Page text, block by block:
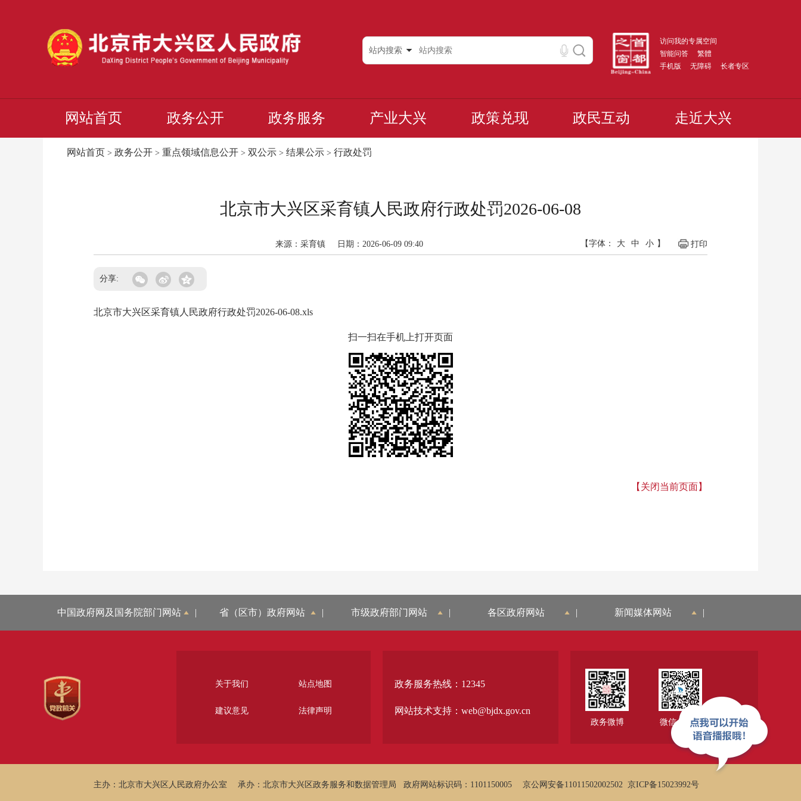
访问我的专属空间
智能问答
繁體
手机版
无障碍 长者专区
站内搜索
网站首页 政务公开 政务服务 产业大兴 政策兑现 政民互动 走近大兴
网站首页 > 政务公开 > 重点领域信息公开 > 双公示 > 结果公示 > 行政处罚
北京市大兴区采育镇人民政府行政处罚2026-06-08
来源：采育镇 日期：2026-06-09 09:40 打印
【字体： 大 中 小 】
分享:
北京市大兴区采育镇人民政府行政处罚2026-06-08.xls
扫一扫在手机上打开页面
【关闭当前页面】
中国政府网及国务院部门网站 | 省（区市）政府网站 | 市级政府部门网站 | 各区政府网站 | 新闻媒体网站 |
关于我们 站点地图
建议意见 法律声明
政务服务热线：12345
网站技术支持：web@bjdx.gov.cn
政务微博 微信公众号
主办：北京市大兴区人民政府办公室 承办：北京市大兴区政务服务和数据管理局 政府网站标识码：1101150005 京公网安备11011502002502 京ICP备15023992号